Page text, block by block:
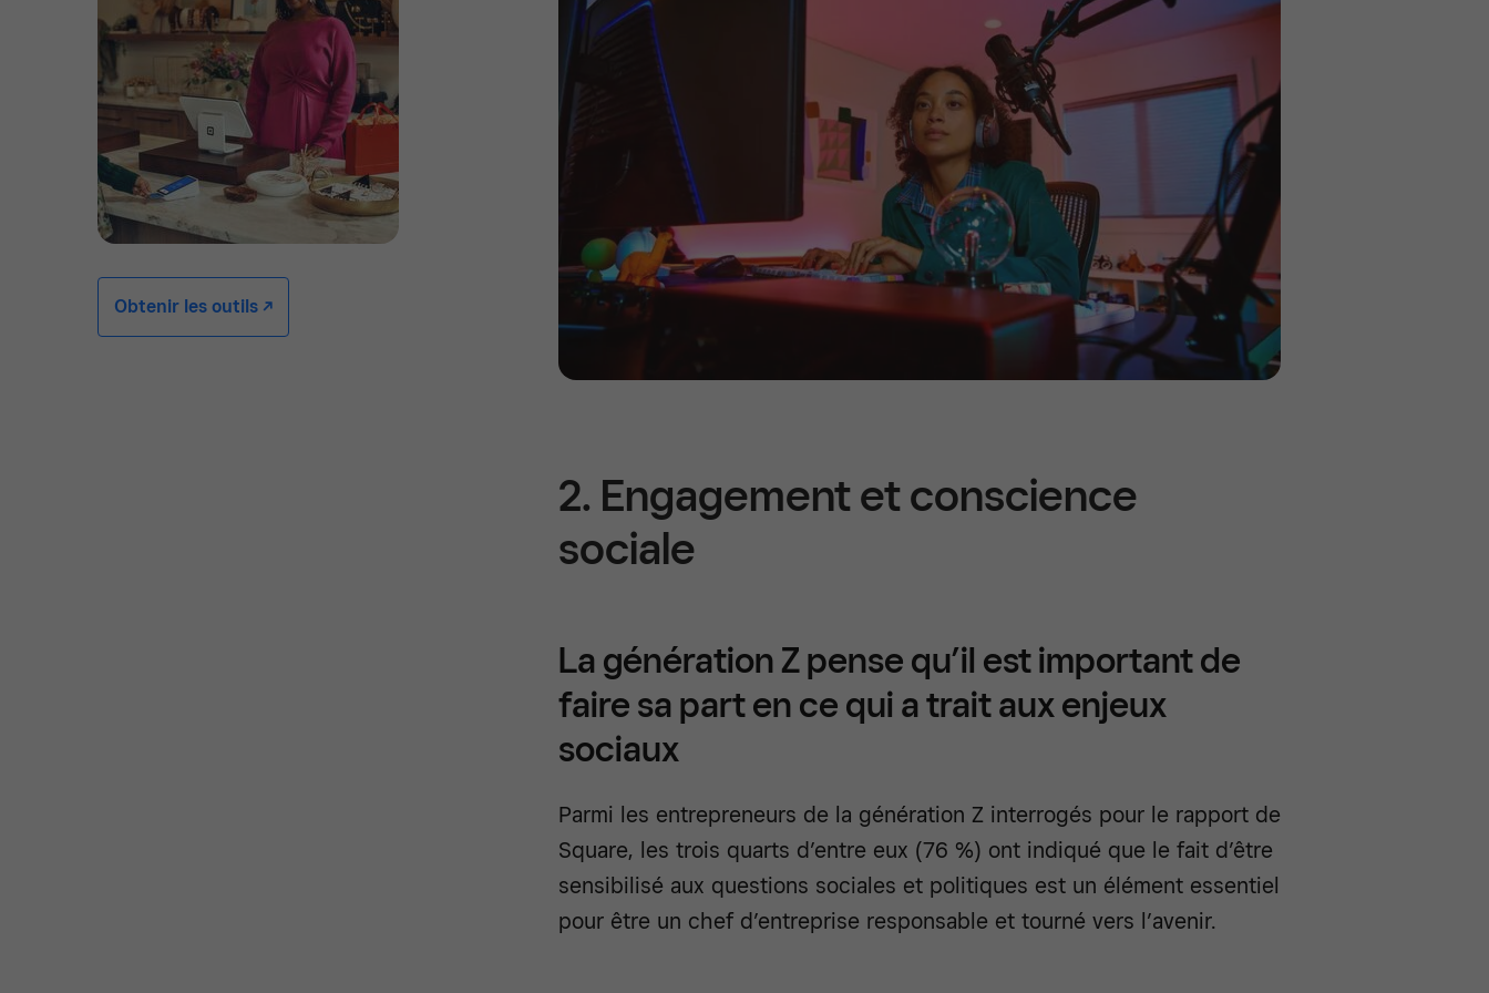
Obtenir les outils -/^
2. Engagement et conscience
sociale
La génération Z pense qu’il est important de
faire sa part en ce qui a trait aux enjeux
sociaux
Parmi les entrepreneurs de la génération Z interrogés pour le rapport de
Square, les trois quarts d’entre eux (76 %) ont indiqué que le fait d’être
sensibilisé aux questions sociales et politiques est un élément essentiel
pour être un chef d’entreprise responsable et tourné vers l’avenir.